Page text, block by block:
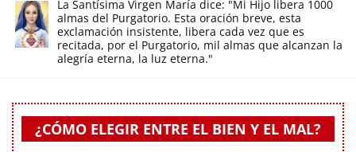
La Santísima Virgen María dice: "Mi Hijo libera 1000
almas del Purgatorio. Esta oración breve, esta
exclamación insistente, libera cada vez que es
recitada, por el Purgatorio, mil almas que alcanzan la
alegría eterna, la luz eterna."
¿CÓMO ELEGIR ENTRE EL BIEN Y EL MAL?